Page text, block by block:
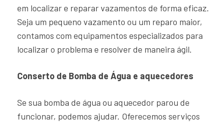
em localizar e reparar vazamentos de forma eficaz.
Seja um pequeno vazamento ou um reparo maior,
contamos com equipamentos especializados para
localizar o problema e resolver de maneira ágil.
Conserto de Bomba de Água e aquecedores
Se sua bomba de água ou aquecedor parou de
funcionar, podemos ajudar. Oferecemos serviços